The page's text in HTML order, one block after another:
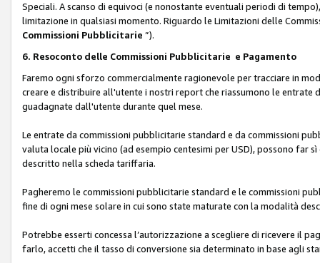
Speciali. A scanso di equivoci (e nonostante eventuali periodi di
limitazione in qualsiasi momento. Riguardo le Limitazioni delle
Commissioni Pubblicitarie ”).
6. Resoconto delle Commissioni Pubblicitarie e Pagamento
Faremo ogni sforzo commercialmente ragionevole per tracciare in
creare e distribuire all'utente i nostri report che riassumono le
guadagnate dall'utente durante quel mese.
Le entrate da commissioni pubblicitarie standard e da commissioni
valuta locale più vicino (ad esempio centesimi per USD), possono far
descritto nella scheda tariffaria.
Pagheremo le commissioni pubblicitarie standard e le commissioni
fine di ogni mese solare in cui sono state maturate con la modalità
Potrebbe esserti concessa l’autorizzazione a scegliere di ricevere il
farlo, accetti che il tasso di conversione sia determinato in base agli